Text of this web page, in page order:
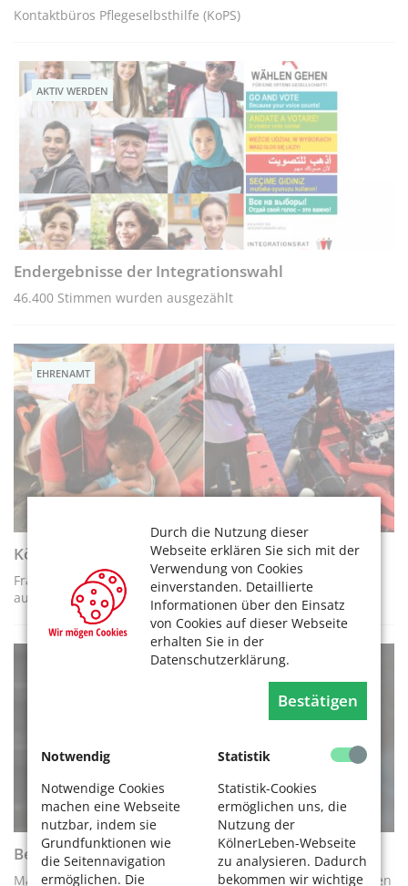
Durch die Nutzung dieser
Webseite erklären Sie sich mit der
Verwendung von Cookies
einverstanden. Detaillierte
Informationen über den Einsatz
von Cookies auf dieser Webseite
erhalten Sie in der
Datenschutzerklärung.
Bestätigen
Notwendig
Notwendige Cookies
machen eine Webseite
nutzbar, indem sie
Grundfunktionen wie
die Seitennavigation
ermöglichen. Die
Statistik
Statistik-Cookies
ermöglichen uns, die
Nutzung der
KölnerLeben-Webseite
zu analysieren. Dadurch
bekommen wir wichtige
Kontaktbüros Pflegeselbsthilfe (KoPS)
AKTIV WERDEN
Endergebnisse der Integrationswahl
46.400 Stimmen wurden ausgezählt
EHRENAMT
Kölner auf Rettungsmission im Mittelmeer
Frank Kadow fuhr im Sommer zwei Wochen lang als Kapitän
auf der „Seefuchs“.
Behindertenpolitik mitgestalten
Mandatsträger für politische Ausschüsse und Arbeitsgremien